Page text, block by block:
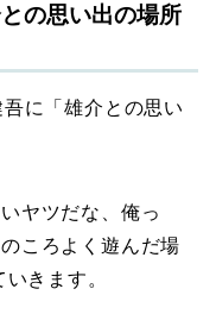
の思い出の場所
に「雄介との思い
ヤツだな、俺っ
ころよく遊んだ場
きます。